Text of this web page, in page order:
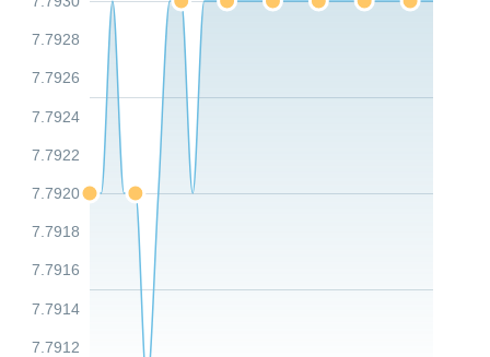
7.7912
7.7914
7.7916
7.7918
7.7920
7.7922
7.7924
7.7926
7.7928